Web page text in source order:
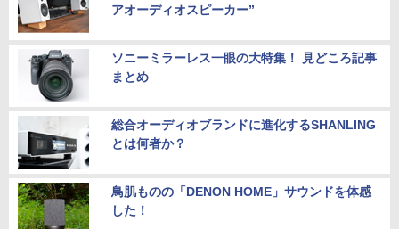
アオーディオスピーカー”
ソニーミラーレス一眼の大特集！ 見どころ記事
まとめ
総合オーディオブランドに進化するSHANLING
とは何者か？
鳥肌ものの「DENON HOME」サウンドを体感
した！